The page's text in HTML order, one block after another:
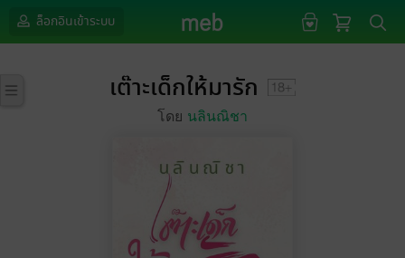
ล็อกอินเข้าระบบ
เต๊าะเด็กให้มารัก
โดย นลินณิชา